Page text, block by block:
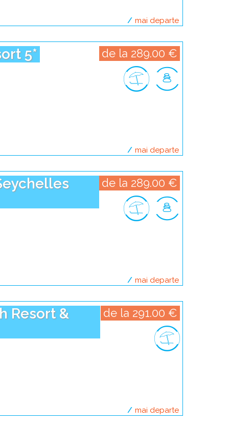
mai departedespre
5* de la 289.00 €
mai departedespre
de la 289.00 €
mai departedespre
Resort &
de la 291.00 €
mai departedespre